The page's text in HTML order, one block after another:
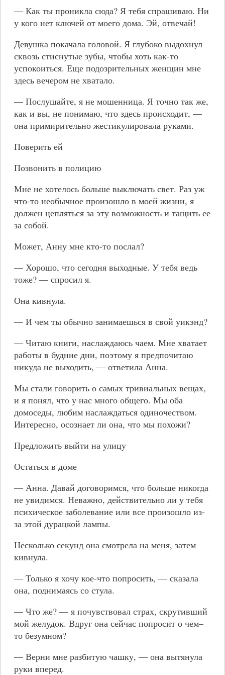
— Как ты проникла сюда? Я тебя спрашиваю. Ни
у кого нет ключей от моего дома. Эй, отвечай!
Девушка покачала головой. Я глубоко выдохнул
сквозь стиснутые зубы, чтобы хоть как-то
успокоиться. Еще подозрительных женщин мне
здесь вечером не хватало.
— Послушайте, я не мошенница. Я точно так же,
как и вы, не понимаю, что здесь происходит, —
она примирительно жестикулировала руками.
Поверить ей
Позвонить в полицию
Мне не хотелось больше выключать свет. Раз уж
что-то необычное произошло в моей жизни, я
должен цепляться за эту возможность и тащить ее
за собой.
Может, Анну мне кто-то послал?
— Хорошо, что сегодня выходные. У тебя ведь
тоже? — спросил я.
Она кивнула.
— И чем ты обычно занимаешься в свой уикэнд?
— Читаю книги, наслаждаюсь чаем. Мне хватает
работы в будние дни, поэтому я предпочитаю
никуда не выходить, — ответила Анна.
Мы стали говорить о самых тривиальных вещах,
и я понял, что у нас много общего. Мы оба
домоседы, любим наслаждаться одиночеством.
Интересно, осознает ли она, что мы похожи?
Предложить выйти на улицу
Остаться в доме
— Анна. Давай договоримся, что больше никогда
не увидимся. Неважно, действительно ли у тебя
психическое заболевание или все произошло из-
за этой дурацкой лампы.
Несколько секунд она смотрела на меня, затем
кивнула.
— Только я хочу кое-что попросить, — сказала
она, поднимаясь со стула.
— Что же? — я почувствовал страх, скрутивший
мой желудок. Вдруг она сейчас попросит о чем–
то безумном?
— Верни мне разбитую чашку, — она вытянула
руки вперед.